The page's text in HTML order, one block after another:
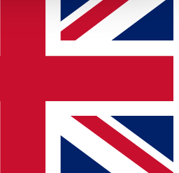
Ihrer Nutzung der Dienste